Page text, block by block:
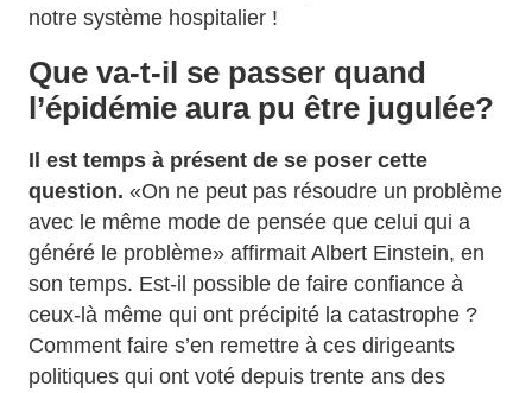
notre système hospitalier !
Que va-t-il se passer quand
l’épidémie aura pu être jugulée?
Il est temps à présent de se poser cette
question. «On ne peut pas résoudre un problème
avec le même mode de pensée que celui qui a
généré le problème» affirmait Albert Einstein, en
son temps. Est-il possible de faire confiance à
ceux-là même qui ont précipité la catastrophe ?
Comment faire s’en remettre à ces dirigeants
politiques qui ont voté depuis trente ans des